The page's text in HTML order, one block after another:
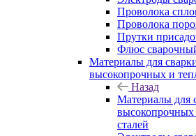
Проволока
Проволока
Прутки
Флюс
Материалы для
высокопрочных и
Назад
Материалы для
высокопрочных
сталей